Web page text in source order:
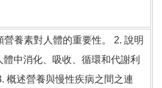
營養素對人體的重要性。 2. 說明
體中消化、吸收、循環和代謝利
概述營養與慢性疾病之間之連